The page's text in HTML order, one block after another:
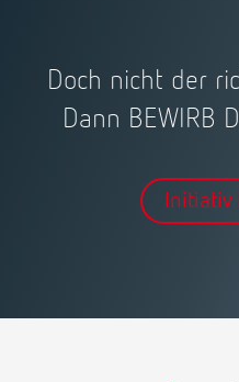
Doch nicht der
Dann BEWIRB
Initiativ